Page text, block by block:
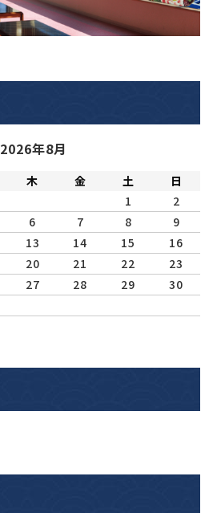
2026年8月
木 金 土
日
1
2
6 7 8
9
13 14 15
16
20 21 22
23
27 28 29
30